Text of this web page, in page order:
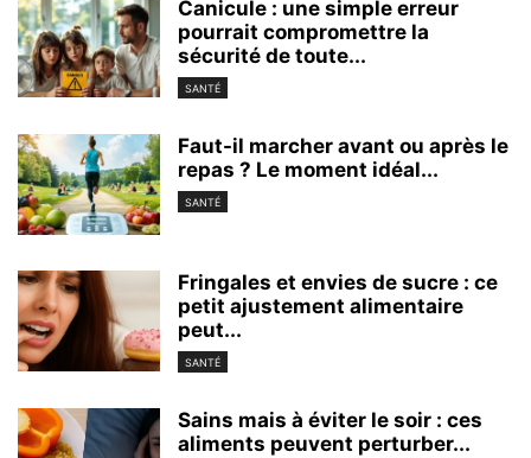
Canicule : une simple erreur
pourrait compromettre la
sécurité de toute...
SANTÉ
Faut-il marcher avant ou après le
repas ? Le moment idéal...
SANTÉ
Fringales et envies de sucre : ce
petit ajustement alimentaire
peut...
SANTÉ
Sains mais à éviter le soir : ces
aliments peuvent perturber...